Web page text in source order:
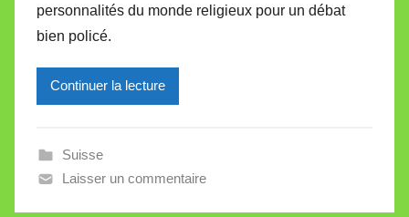
r
l
a
personnalités du monde religieux pour un débat
bien policé.
Continuer la lecture
Suisse
Laisser un commentaire